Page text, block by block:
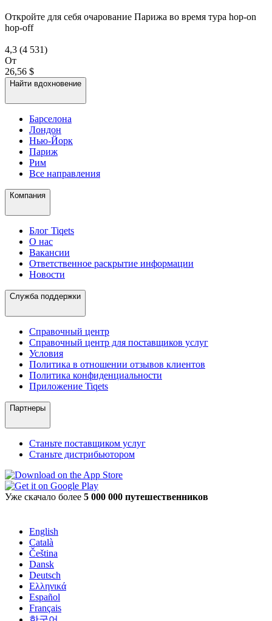
Откройте для себя очарование Парижа во время тура hop-on
hop-off
4,3 (4 531)
От
26,56 $
Найти вдохновение
Барселона
Лондон
Нью-Йорк
Париж
Рим
Все направления
Компания
Блог Tiqets
О нас
Вакансии
Ответственное раскрытие информации
Новости
Служба поддержки
Справочный центр
Справочный центр для поставщиков услуг
Условия
Политика в отношении отзывов клиентов
Политика конфиденциальности
Приложение Tiqets
Партнеры
Станьте поставщиком услуг
Станьте дистрибьютором
Уже скачало более 5 000 000 путешественников
English
Català
Čeština
Dansk
Deutsch
Ελληνικά
Español
Français